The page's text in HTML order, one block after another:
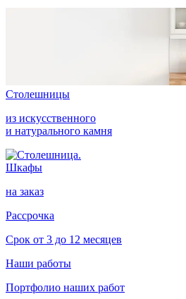
Столешницы
из искусственного
и натурального камня
Шкафы
на заказ
Рассрочка
Срок от 3 до 12 месяцев
Наши работы
Портфолио наших работ